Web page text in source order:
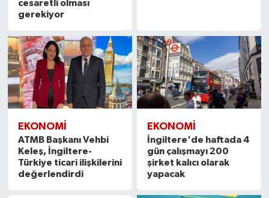
cesaretli olması
gerekiyor
EKONOMİ
ATMB Başkanı Vehbi
Keleş, İngiltere-
Türkiye ticari ilişkilerini
değerlendirdi
EKONOMİ
İngiltere'de haftada 4
gün çalışmayı 200
şirket kalıcı olarak
yapacak